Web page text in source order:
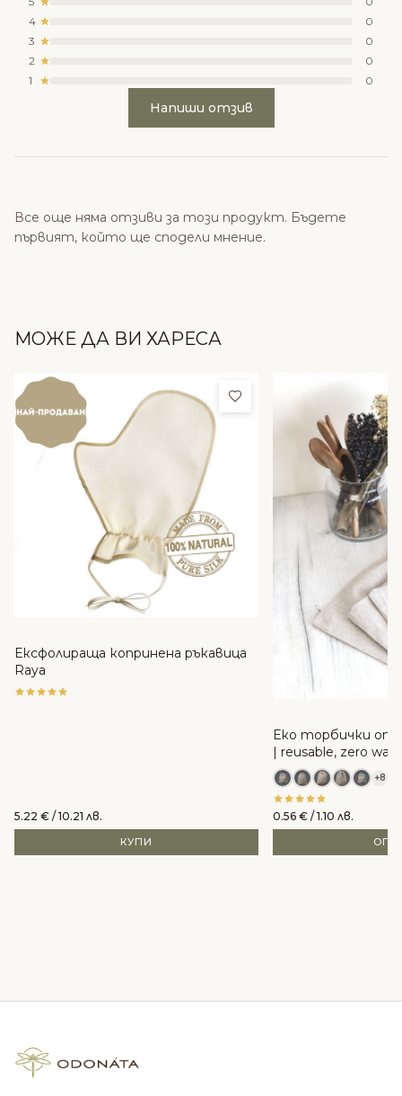
4
0
3
0
2
0
1
0
Напиши отзив
Все още няма отзиви за този продукт. Бъдете
първият, който ще сподели мнение.
МОЖЕ ДА ВИ ХАРЕСА
Добави в любими
Ексфолираща копринена ръкавица
Raya
5.22 € / 10.21 лв.
КУПИ
Еко торбички от
| reusable, zero
+8
0.56 € / 1.10 лв.